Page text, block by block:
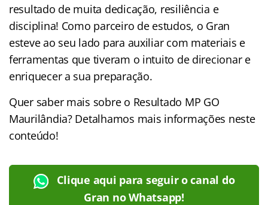
resultado de muita dedicação, resiliência e
disciplina! Como parceiro de estudos, o Gran
esteve ao seu lado para auxiliar com materiais e
ferramentas que tiveram o intuito de direcionar e
enriquecer a sua preparação.
Quer saber mais sobre o Resultado MP GO
Maurilândia? Detalhamos mais informações neste
conteúdo!
Clique aqui para seguir o canal do
Gran no Whatsapp!